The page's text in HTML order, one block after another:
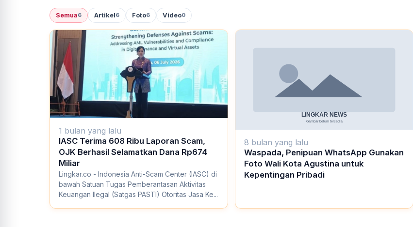
Semua6 Artikel6 Foto6 Video0
1 bulan yang lalu
IASC Terima 608 Ribu Laporan Scam,
OJK Berhasil Selamatkan Dana Rp674
Miliar
Lingkar.co - Indonesia Anti-Scam Center (IASC) di
bawah Satuan Tugas Pemberantasan Aktivitas
Keuangan Ilegal (Satgas PASTI) Otoritas Jasa Ke...
8 bulan yang lalu
Waspada, Penipuan WhatsApp Gunakan
Foto Wali Kota Agustina untuk
Kepentingan Pribadi